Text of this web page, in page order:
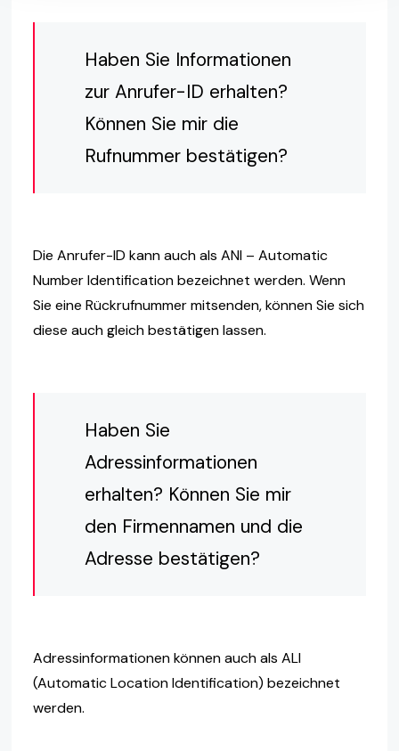
Haben Sie Informationen
zur Anrufer-ID erhalten?
Können Sie mir die
Rufnummer bestätigen?
Die Anrufer-ID kann auch als ANI – Automatic
Number Identification bezeichnet werden. Wenn
Sie eine Rückrufnummer mitsenden, können Sie sich
diese auch gleich bestätigen lassen.
Haben Sie
Adressinformationen
erhalten? Können Sie mir
den Firmennamen und die
Adresse bestätigen?
Adressinformationen können auch als ALI
(Automatic Location Identification) bezeichnet
werden.